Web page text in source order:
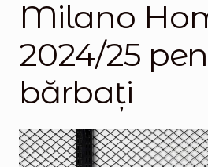
Milano
2024/25
bărbați